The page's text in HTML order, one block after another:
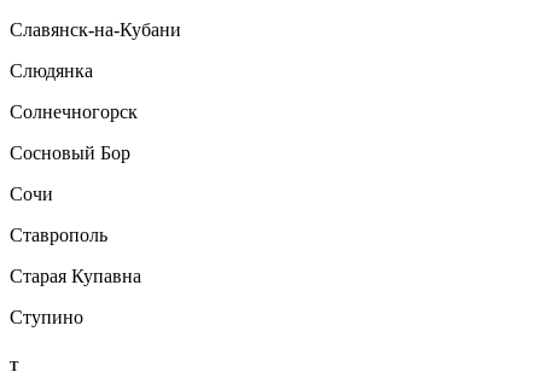
Славянск-на-Кубани
Слюдянка
Солнечногорск
Сосновый Бор
Сочи
Ставрополь
Старая Купавна
Ступино
Т